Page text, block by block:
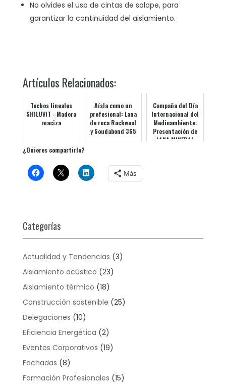
No olvides el uso de cintas de solape, para
garantizar la continuidad del aislamiento.
Artículos Relacionados:
Techos lineales
SHILUVIT - Madera
maciza
Aísla como un
profesional: Lana
de roca Rockwool
y Soudabond 365
Campaña del Día
Internacional del
Medioambiente:
Presentación de
LANA MINERAL
¿Quieres compartirlo?
Más
Categorías
Actualidad y Tendencias (3)
Aislamiento acústico (23)
Aislamiento térmico (18)
Construcción sostenible (25)
Delegaciones (10)
Eficiencia Energética (2)
Eventos Corporativos (19)
Fachadas (8)
Formación Profesionales (15)